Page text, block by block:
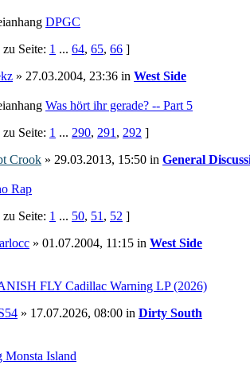
DPGC
Seite: 1 ... 64, 65, 66 ]
» 27.03.2004, 23:36 in West Side
Was hört ihr gerade? -- Part 5
Seite: 1 ... 290, 291 , 292 ]
Crook » 29.03.2013, 15:50 in General
Rap
Seite: 1 ... 50, 51 , 52 ]
» 01.07.2004, 11:15 in West Side
FLY Cadillac Warning LP (2026)
» 17.07.2026, 08:00 in Dirty South
Monsta Island